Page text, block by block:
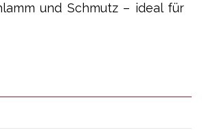
und Schmutz – ideal für